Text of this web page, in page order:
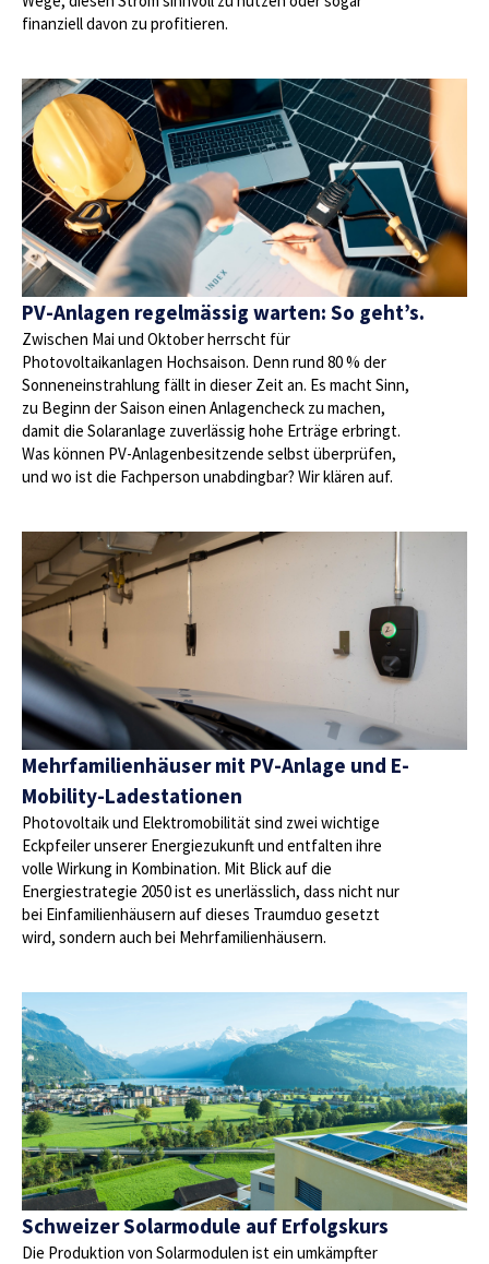
finanziell davon zu profitieren.
PV-Anlagen regelmässig warten: So geht’s.
Zwischen Mai und Oktober herrscht für
Photovoltaikanlagen Hochsaison. Denn rund 80 % der
Sonneneinstrahlung fällt in dieser Zeit an. Es macht Sinn,
zu Beginn der Saison einen Anlagencheck zu machen,
damit die Solaranlage zuverlässig hohe Erträge erbringt.
Was können PV-Anlagenbesitzende selbst überprüfen,
und wo ist die Fachperson unabdingbar? Wir klären auf.
Mehrfamilienhäuser mit PV-Anlage und E-
Mobility-Ladestationen
Photovoltaik und Elektromobilität sind zwei wichtige
Eckpfeiler unserer Energiezukunft und entfalten ihre
volle Wirkung in Kombination. Mit Blick auf die
Energiestrategie 2050 ist es unerlässlich, dass nicht nur
bei Einfamilienhäusern auf dieses Traumduo gesetzt
wird, sondern auch bei Mehrfamilienhäusern.
Schweizer Solarmodule auf Erfolgskurs
Die Produktion von Solarmodulen ist ein umkämpfter